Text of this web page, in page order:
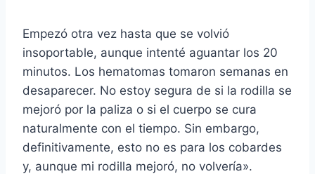
Empezó otra vez hasta que se volvió
insoportable, aunque intenté aguantar los 20
minutos. Los hematomas tomaron semanas en
desaparecer. No estoy segura de si la rodilla se
mejoró por la paliza o si el cuerpo se cura
naturalmente con el tiempo. Sin embargo,
definitivamente, esto no es para los cobardes
y, aunque mi rodilla mejoró, no volvería».